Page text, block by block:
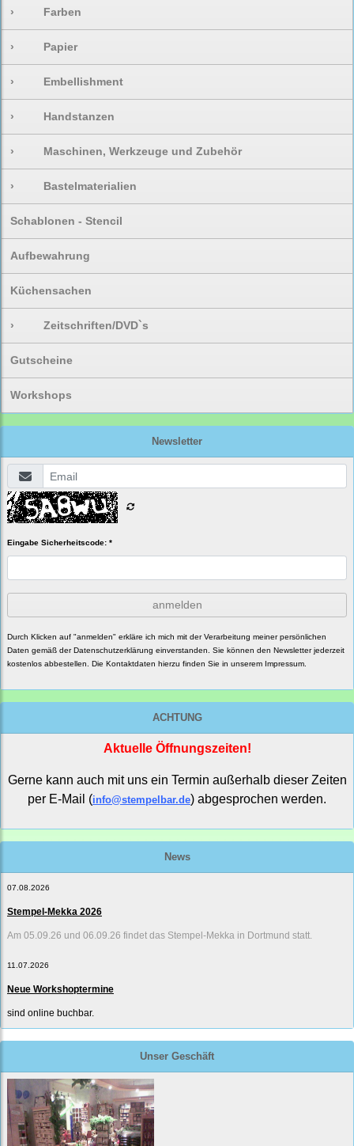
› Farben
› Papier
› Embellishment
› Handstanzen
› Maschinen, Werkzeuge und Zubehör
› Bastelmaterialien
Schablonen - Stencil
Aufbewahrung
Küchensachen
› Zeitschriften/DVD`s
Gutscheine
Workshops
Newsletter
Eingabe Sicherheitscode: *
anmelden
Durch Klicken auf "anmelden" erkläre ich mich mit der Verarbeitung meiner persönlichen
Daten gemäß der Datenschutzerklärung einverstanden. Sie können den Newsletter jederzeit
kostenlos abbestellen. Die Kontaktdaten hierzu finden Sie in unserem Impressum.
ACHTUNG
Aktuelle Öffnungszeiten!
Gerne kann auch mit uns ein Termin außerhalb dieser Zeiten
per E-Mail (info@stempelbar.de) abgesprochen werden.
News
07.08.2026
Stempel-Mekka 2026
Am 05.09.26 und 06.09.26 findet das Stempel-Mekka in Dortmund statt.
11.07.2026
Neue Workshoptermine
sind online buchbar.
Unser Geschäft